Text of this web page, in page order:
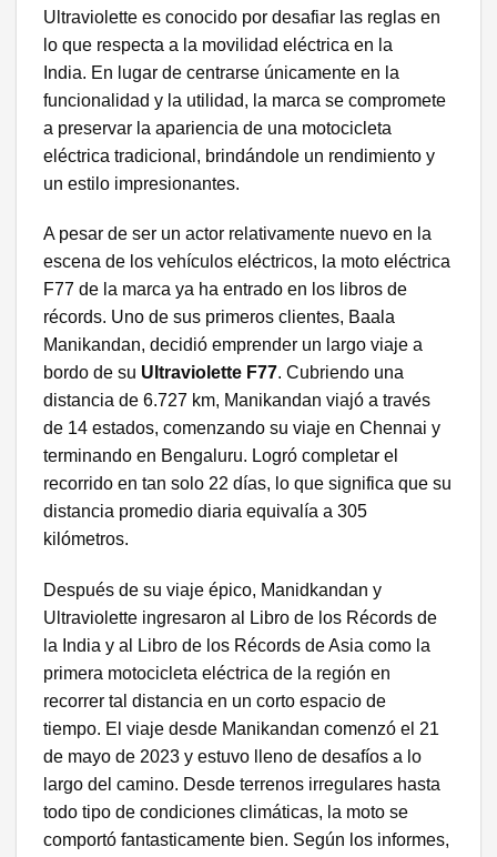
Ultraviolette es conocido por desafiar las reglas en
lo que respecta a la movilidad eléctrica en la
India. En lugar de centrarse únicamente en la
funcionalidad y la utilidad, la marca se compromete
a preservar la apariencia de una motocicleta
eléctrica tradicional, brindándole un rendimiento y
un estilo impresionantes.
A pesar de ser un actor relativamente nuevo en la
escena de los vehículos eléctricos, la moto eléctrica
F77 de la marca ya ha entrado en los libros de
récords. Uno de sus primeros clientes, Baala
Manikandan, decidió emprender un largo viaje a
bordo de su Ultraviolette F77. Cubriendo una
distancia de 6.727 km, Manikandan viajó a través
de 14 estados, comenzando su viaje en Chennai y
terminando en Bengaluru. Logró completar el
recorrido en tan solo 22 días, lo que significa que su
distancia promedio diaria equivalía a 305
kilómetros.
Después de su viaje épico, Manidkandan y
Ultraviolette ingresaron al Libro de los Récords de
la India y al Libro de los Récords de Asia como la
primera motocicleta eléctrica de la región en
recorrer tal distancia en un corto espacio de
tiempo. El viaje desde Manikandan comenzó el 21
de mayo de 2023 y estuvo lleno de desafíos a lo
largo del camino. Desde terrenos irregulares hasta
todo tipo de condiciones climáticas, la moto se
comportó fantasticamente bien. Según los informes,